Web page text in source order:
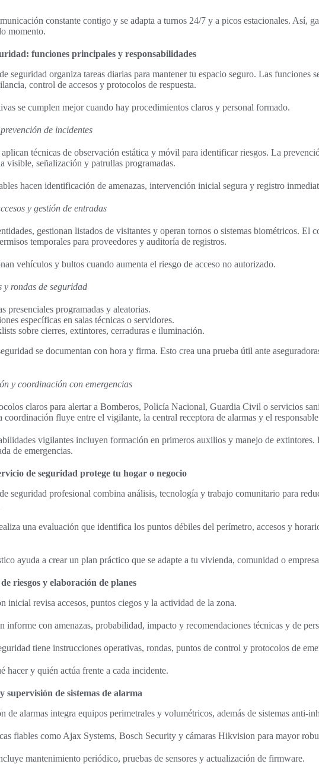
constante contigo y se adapta a turnos 24/7 y a picos estacionales. Así,
momento.
funciones principales y responsabilidades
seguridad organiza tareas diarias para mantener tu espacio seguro. Las funciones
control de accesos y protocolos de respuesta.
se cumplen mejor cuando hay procedimientos claros y personal formado.
de incidentes
técnicas de observación estática y móvil para identificar riesgos. La
visible, señalización y patrullas programadas.
hacen identificación de amenazas, intervención inicial segura y registro
y gestión de entradas
gestionan listados de visitantes y operan tornos o sistemas biométricos. El
temporales para proveedores y auditoría de registros.
vehículos y bultos cuando aumenta el riesgo de acceso no autorizado.
y rondas de seguridad
presenciales programadas y aleatorias.
específicas en salas técnicas o servidores.
sobre cierres, extintores, cerraduras e iluminación.
se documentan con hora y firma. Esto crea una prueba útil ante
y coordinación con emergencias
claros para alertar a Bomberos, Policía Nacional, Guardia Civil o servicios
coordinación fluye entre el vigilante, la central receptora de alarmas y el
vigilantes incluyen formación en primeros auxilios y manejo de extintores.
de emergencias.
de seguridad protege tu hogar o negocio
seguridad profesional combina análisis, tecnología y trabajo comunitario para
una evaluación que identifica los puntos débiles del perímetro, accesos y
ayuda a crear un plan práctico que se adapte a tu vivienda, comunidad o
riesgos y elaboración de planes
inicial revisa accesos, puntos ciegos y la actividad de la zona.
informe con amenazas, probabilidad, impacto y recomendaciones técnicas y de
tiene instrucciones operativas, rondas, puntos de control y protocolos de
hacer y quién actúa frente a cada incidente.
supervisión de sistemas de alarma
de alarmas integra equipos perimetrales y volumétricos, además de sistemas anti-
fiables como Ajax Systems, Bosch Security y cámaras Hikvision para mayor
mantenimiento periódico, pruebas de sensores y actualización de firmware.